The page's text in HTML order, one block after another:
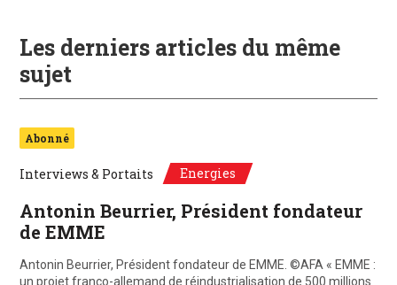
Les derniers articles du même
sujet
Abonné
Interviews & Portaits Energies
Antonin Beurrier, Président fondateur
de EMME
Antonin Beurrier, Président fondateur de EMME. ©AFA « EMME :
un projet franco-allemand de réindustrialisation de 500 millions